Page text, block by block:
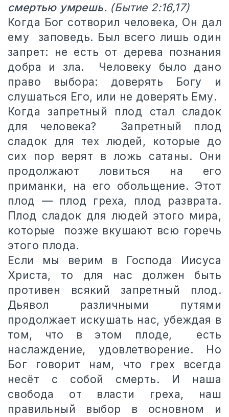
смертью умрешь. (Бытие 2:16,17)
Когда Бог сотворил человека, Он дал
ему заповедь. Был всего лишь один
запрет: не есть от дерева познания
добра и зла. Человеку было дано
право выбора: доверять Богу и
слушаться Его, или не доверять Ему.
Когда запретный плод стал сладок
для человека? Запретный плод
сладок для тех людей, которые до
сих пор верят в ложь сатаны. Они
продолжают ловиться на его
приманки, на его обольщение. Этот
плод — плод греха, плод разврата.
Плод сладок для людей этого мира,
которые позже вкушают всю горечь
этого плода.
Если мы верим в Господа Иисуса
Христа, то для нас должен быть
противен всякий запретный плод.
Дьявол различными путями
продолжает искушать нас, убеждая в
том, что в этом плоде, есть
наслаждение, удовлетворение. Но
Бог говорит нам, что грех всегда
несёт с собой смерть. И наша
свобода от власти греха, наш
правильный выбор в основном и